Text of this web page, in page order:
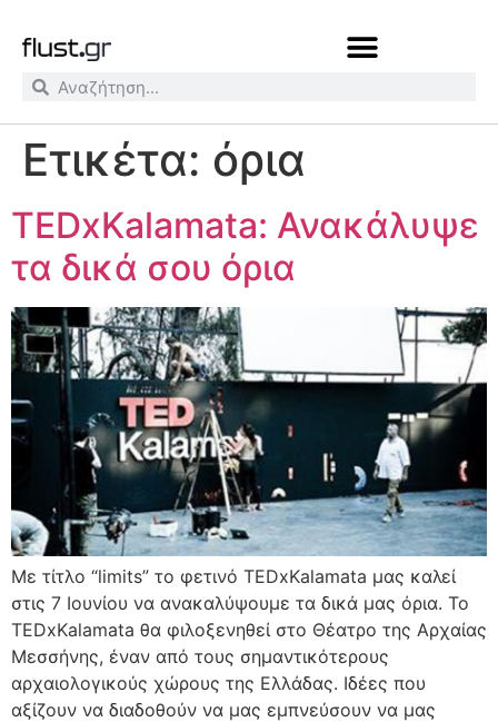
Ετικέτα: όρια
TEDxKalamata: Ανακάλυψε
τα δικά σου όρια
Με τίτλο “limits” το φετινό TEDxKalamata μας καλεί
στις 7 Ιουνίου να ανακαλύψουμε τα δικά μας όρια. Το
TEDxKalamata θα φιλοξενηθεί στο Θέατρο της Αρχαίας
Μεσσήνης, έναν από τους σημαντικότερους
αρχαιολογικούς χώρους της Ελλάδας. Ιδέες που
αξίζουν να διαδοθούν να μας εμπνεύσουν να μας